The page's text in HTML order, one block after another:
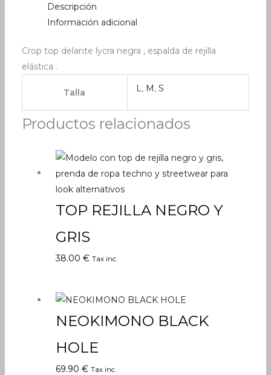
Descripción
Información adicional
Crop top delante lycra negra , espalda de rejilla
elástica .
Talla L, M, S
Productos relacionados
TOP REJILLA NEGRO Y
GRIS
38.00 € Tax inc.
NEOKIMONO BLACK
HOLE
69.90 € Tax inc.